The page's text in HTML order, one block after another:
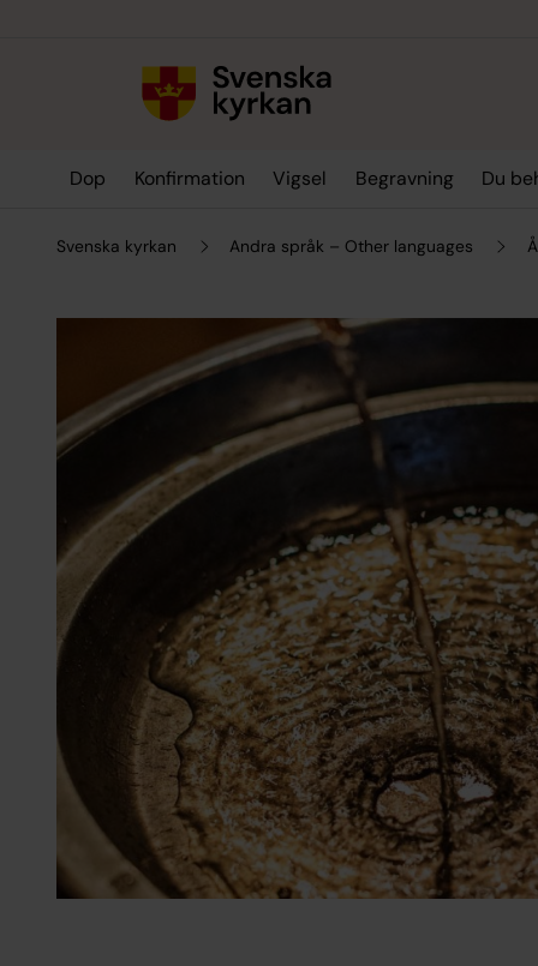
Dop Konfirmation Vigsel Begravning Du
Svenska kyrkan Andra språk – Other languages